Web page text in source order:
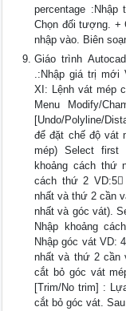
percentage
Chọn đối tượng. +
nhập vào. Biên
Giáo trình
.:Nhập giá trị mới
XI: Lệnh vát mép
Menu Modify/
[Undo/Polyline/
để đặt chế độ vát
mép) Select first
khoảng cách thứ
cách thứ 2
nhất và thứ 2 cần
nhất và góc vát).
Nhập khoảng
Nhập góc vát VD:
nhất và thứ 2 cần
cắt bỏ góc vát
[Trim/No trim] :
cắt bỏ góc vát.